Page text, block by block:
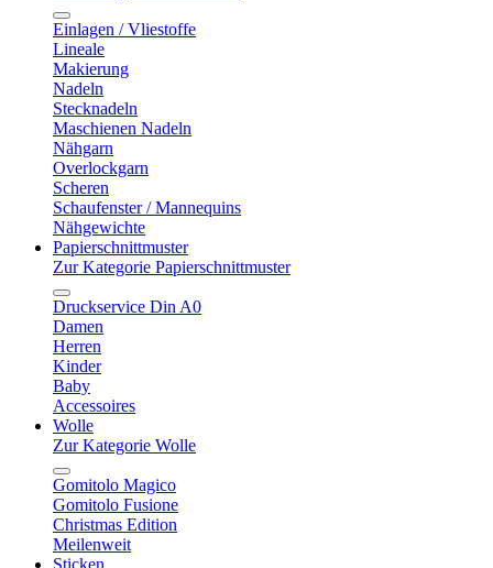
Einlagen / Vliestoffe
Lineale
Makierung
Nadeln
Stecknadeln
Maschienen Nadeln
Nähgarn
Overlockgarn
Scheren
Schaufenster / Mannequins
Nähgewichte
Papierschnittmuster
Zur Kategorie Papierschnittmuster
Druckservice Din A0
Damen
Herren
Kinder
Baby
Accessoires
Wolle
Zur Kategorie Wolle
Gomitolo Magico
Gomitolo Fusione
Christmas Edition
Meilenweit
Sticken